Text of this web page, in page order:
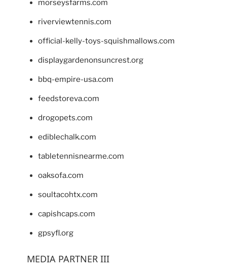
morseysfarms.com
riverviewtennis.com
official-kelly-toys-squishmallows.com
displaygardenonsuncrest.org
bbq-empire-usa.com
feedstoreva.com
drogopets.com
ediblechalk.com
tabletennisnearme.com
oaksofa.com
soultacohtx.com
capishcaps.com
gpsyfl.org
MEDIA PARTNER III